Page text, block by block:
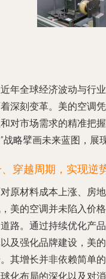
年全球经济波动与行
深刻变革。美的空调
对市场需求的精准把
战略擘画未来蓝图，展
穿越周期，实现逆
原材料成本上涨、房
美的空调并未陷入价
路。通过持续优化产
及强化品牌建设，美
其增长并非依赖简单
化布局的深化以及对